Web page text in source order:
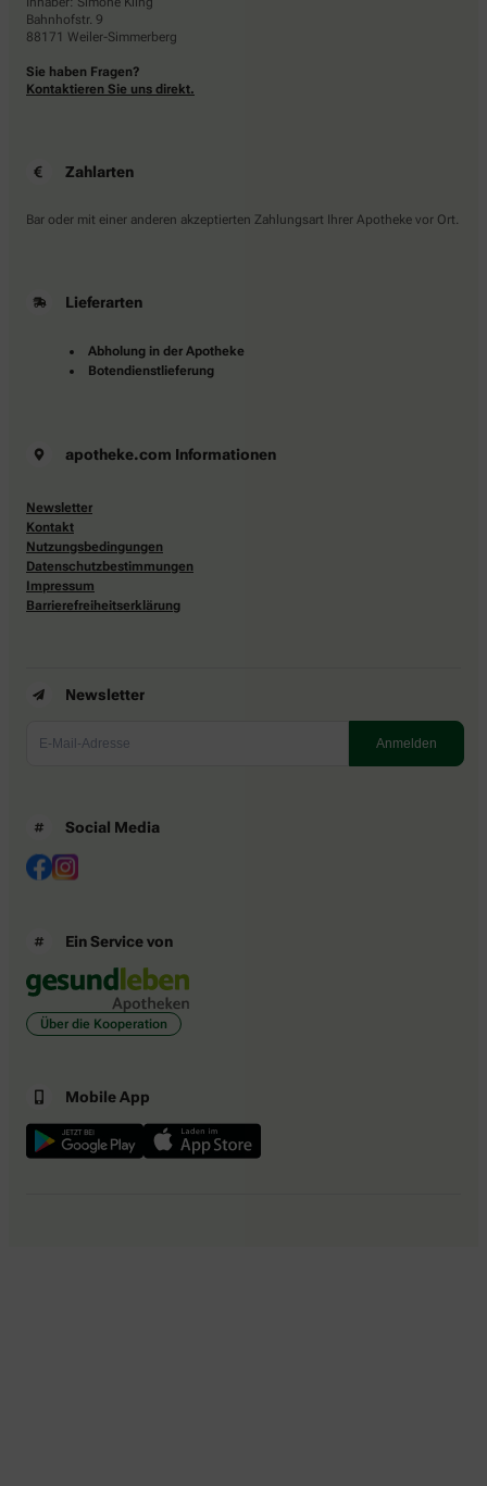
Bahnhofstr. 9
88171 Weiler-Simmerberg
Sie haben Fragen?
Kontaktieren Sie uns direkt.
Zahlarten
Bar oder mit einer anderen akzeptierten Zahlungsart Ihrer Apotheke vor Ort.
Lieferarten
Abholung in der Apotheke
Botendienstlieferung
apotheke.com Informationen
Newsletter
Kontakt
Nutzungsbedingungen
Datenschutzbestimmungen
Impressum
Barrierefreiheitserklärung
Newsletter
Social Media
Ein Service von
Über die Kooperation
Mobile App